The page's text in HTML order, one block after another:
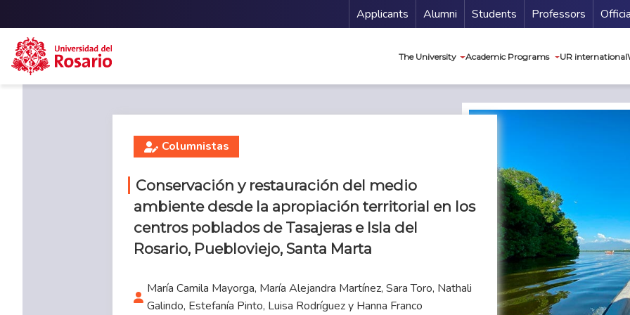
Menu Secundario
Applicants Alumni Students Professors
The University Academic Programs UR international
Columnistas
Conservación y restauración del medio
ambiente desde la apropiación territorial en los
centros poblados de Tasajeras e Isla del
Rosario, Puebloviejo, Santa Marta
María Camila Mayorga, María Alejandra Martínez, Sara Toro, Nathali
Galindo, Estefanía Pinto, Luisa Rodríguez y Hanna Franco